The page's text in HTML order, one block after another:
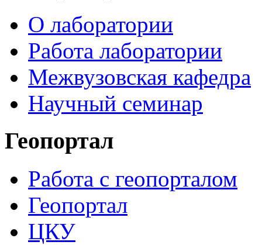
О лаборатории
Работа лаборатории
Межвузовская кафедра
Научный семинар
Геопортал
Работа с геопорталом
Геопортал
ЦКУ